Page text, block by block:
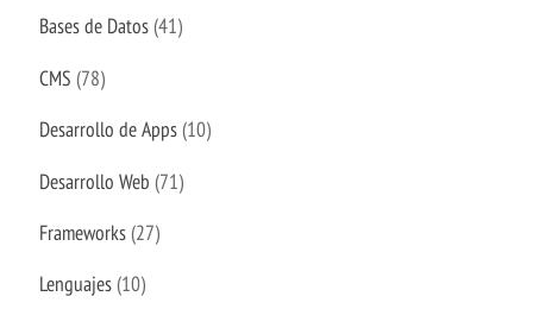
Bases de Datos (41)
CMS (78)
Desarrollo de Apps (10)
Desarrollo Web (71)
Frameworks (27)
Lenguajes (10)